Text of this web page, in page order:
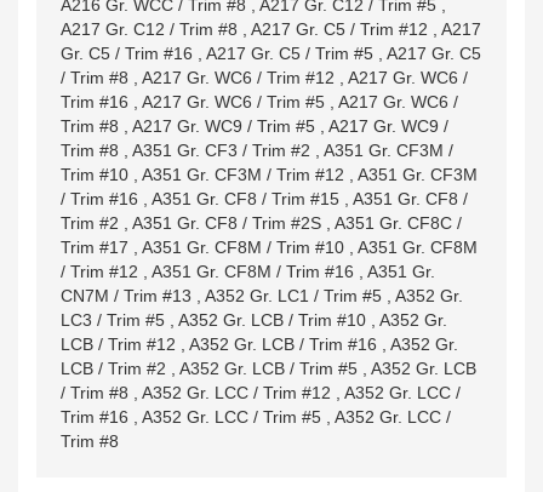
A216 Gr. WCC / Trim #8
A217 Gr. C12 / Trim #5
A217 Gr. C12 / Trim #8
A217 Gr. C5 / Trim #12
A217
Gr. C5 / Trim #16
A217 Gr. C5 / Trim #5
A217 Gr. C5
/ Trim #8
A217 Gr. WC6 / Trim #12
A217 Gr. WC6 /
Trim #16
A217 Gr. WC6 / Trim #5
A217 Gr. WC6 /
Trim #8
A217 Gr. WC9 / Trim #5
A217 Gr. WC9 /
Trim #8
A351 Gr. CF3 / Trim #2
A351 Gr. CF3M /
Trim #10
A351 Gr. CF3M / Trim #12
A351 Gr. CF3M
/ Trim #16
A351 Gr. CF8 / Trim #15
A351 Gr. CF8 /
Trim #2
A351 Gr. CF8 / Trim #2S
A351 Gr. CF8C /
Trim #17
A351 Gr. CF8M / Trim #10
A351 Gr. CF8M
/ Trim #12
A351 Gr. CF8M / Trim #16
A351 Gr.
CN7M / Trim #13
A352 Gr. LC1 / Trim #5
A352 Gr.
LC3 / Trim #5
A352 Gr. LCB / Trim #10
A352 Gr.
LCB / Trim #12
A352 Gr. LCB / Trim #16
A352 Gr.
LCB / Trim #2
A352 Gr. LCB / Trim #5
A352 Gr. LCB
/ Trim #8
A352 Gr. LCC / Trim #12
A352 Gr. LCC /
Trim #16
A352 Gr. LCC / Trim #5
A352 Gr. LCC /
Trim #8